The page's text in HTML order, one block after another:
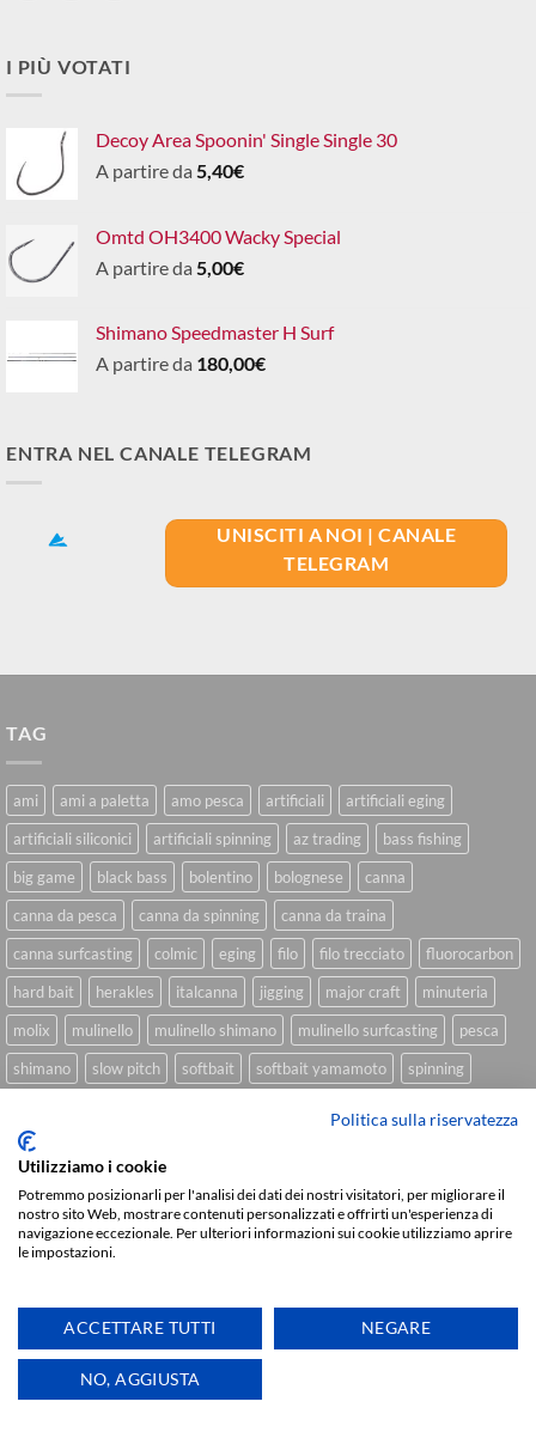
I PIÙ VOTATI
Decoy Area Spoonin' Single Single 30
A partire da 5,40€
Omtd OH3400 Wacky Special
A partire da 5,00€
Shimano Speedmaster H Surf
A partire da 180,00€
ENTRA NEL CANALE TELEGRAM
UNISCITI A NOI | CANALE
TELEGRAM
TAG
ami ami a paletta amo pesca artificiali
artificiali eging
artificiali siliconici
artificiali spinning az trading
bass fishing
big game
black bass bolentino bolognese
canna
canna da pesca
canna da spinning
canna da traina
canna surfcasting
colmic eging filo filo trecciato
fluorocarbon
hard bait
herakles italcanna jigging major craft
minuteria
molix
mulinello mulinello shimano mulinello surfcasting
pesca
shimano
slow pitch softbait softbait yamamoto
spinning
Sviluppato daWe Blink Design
Visa
PayPal Stripe MasterCard
Cash
Copyright 2026 © IlMaestralePesca.it
Politica sulla riservatezza
Utilizziamo i cookie
Potremmo posizionarli per l'analisi dei dati dei nostri visitatori, per migliorare il
nostro sito Web, mostrare contenuti personalizzati e offrirti un'esperienza di
navigazione eccezionale. Per ulteriori informazioni sui cookie utilizziamo aprire
le impostazioni.
ACCETTARE TUTTI NEGARE
NO, AGGIUSTA